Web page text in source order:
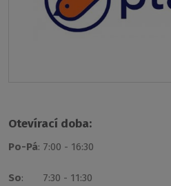
Otevírací doba:
Po-Pá: 7:00 - 16:30
So: 7:30 - 11:30